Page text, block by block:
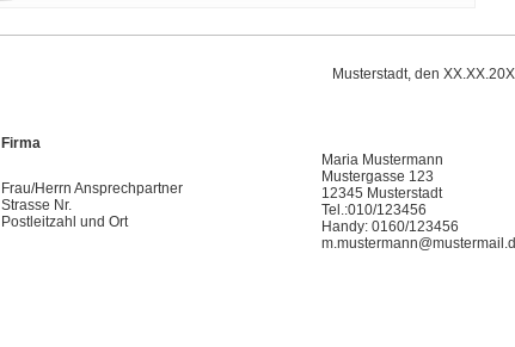
Musterstadt, den
Firma
Frau/Herrn Ansprechpartner
Strasse Nr.
Postleitzahl und Ort
Maria Mustermann
Mustergasse 123
12345 Musterstadt
Tel.:010/123456
Handy: 0160/123456